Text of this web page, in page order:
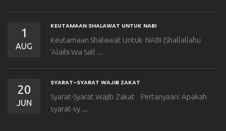
1
AUG
KEUTAMAAN SHALAWAT UNTUK NABI
Keutamaan Shalawat Untuk NABI (Shallallahu
‘Alaihi Wa Sall ...
20
JUN
SYARAT-SYARAT WAJIB ZAKAT
Syarat-Syarat Wajib Zakat Pertanyaan: Apakah
syarat-sy ...